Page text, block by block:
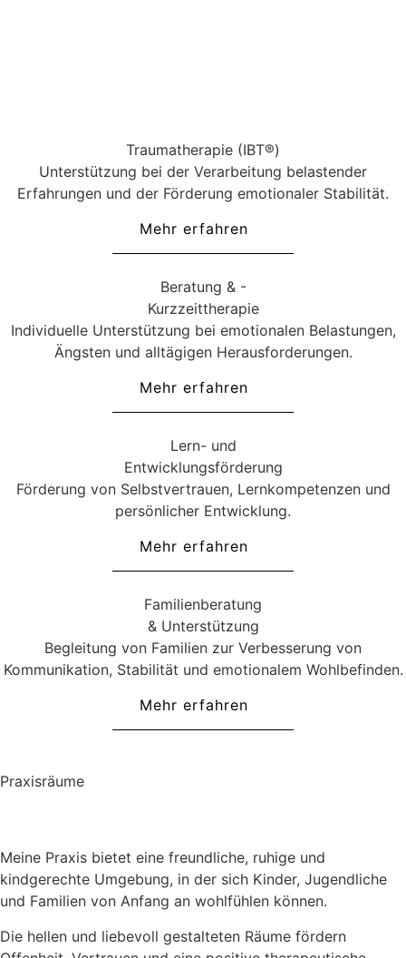
Traumatherapie (IBT®)
Unterstützung bei der Verarbeitung belastender
Erfahrungen und der Förderung emotionaler Stabilität.
Mehr erfahren
Beratung & -
Kurzzeittherapie
Individuelle Unterstützung bei emotionalen Belastungen,
Ängsten und alltägigen Herausforderungen.
Mehr erfahren
Lern- und
Entwicklungsförderung
Förderung von Selbstvertrauen, Lernkompetenzen und
persönlicher Entwicklung.
Mehr erfahren
Familienberatung
& Unterstützung
Begleitung von Familien zur Verbesserung von
Kommunikation, Stabilität und emotionalem Wohlbefinden.
Mehr erfahren
Praxisräume
Meine Praxis bietet eine freundliche, ruhige und
kindgerechte Umgebung, in der sich Kinder, Jugendliche
und Familien von Anfang an wohlfühlen können.
Die hellen und liebevoll gestalteten Räume fördern